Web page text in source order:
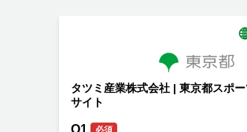
タツミ産業株式会社 | 東京都スポ
サイト
必須